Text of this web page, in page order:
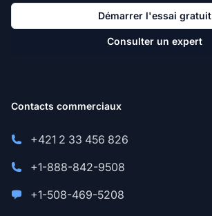
Démarrer l'essai gratuit
Consulter un expert
Contacts commerciaux
+421 2 33 456 826
+1-888-842-9508
+1-508-469-5208